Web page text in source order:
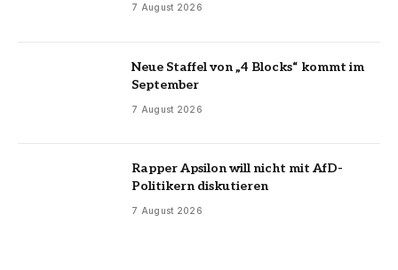
7 August 2026
Neue Staffel von „4 Blocks“ kommt im
September
7 August 2026
Rapper Apsilon will nicht mit AfD-
Politikern diskutieren
7 August 2026